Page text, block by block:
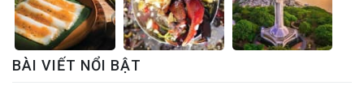
BÀI VIẾT NỔI BẬT